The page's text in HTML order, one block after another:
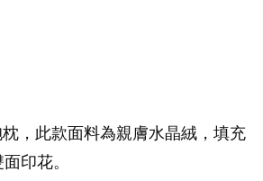
，此款面料為親膚水晶絨，填充
印花。